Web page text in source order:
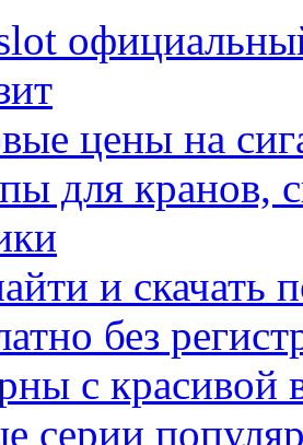
цены на
для кранов,
и
без
с красивой
серии